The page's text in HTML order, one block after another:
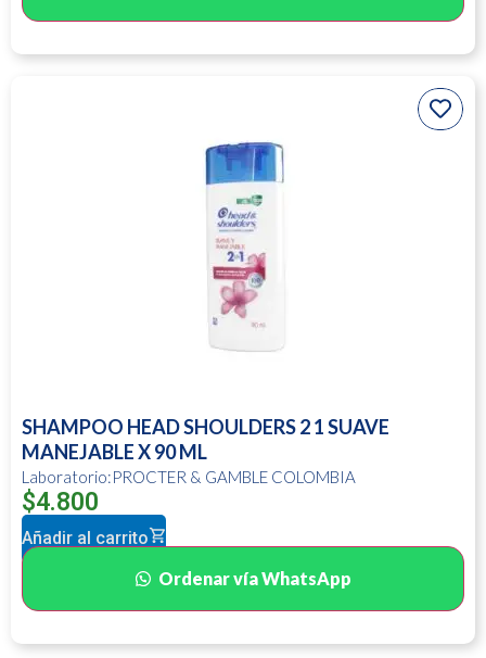
SHAMPOO HEAD SHOULDERS 2 1 SUAVE
MANEJABLE X 90 ML
Laboratorio:PROCTER & GAMBLE COLOMBIA
$4.800
Añadir al carrito
Ordenar vía WhatsApp